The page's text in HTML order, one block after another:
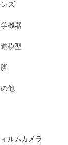
ンズ
学機器
道模型
の他
ィルムカメラ